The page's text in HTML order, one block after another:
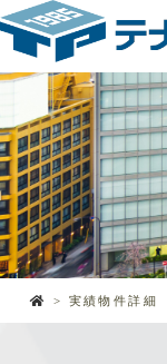
実績物件詳細